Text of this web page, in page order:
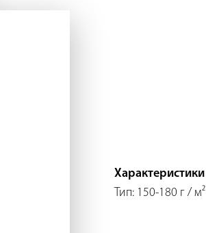
Характеристики
Тип: 150-180 г / м²